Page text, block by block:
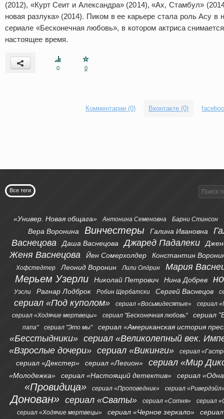
(2012), «Курт Сеит и Александра» (2014), «Ах, Стамбул»
новая разлука» (2014). Пиком в ее карьере стала роль Асу в
сериале «Бесконечная любовь», в котором актриса
настоящее время.
0 0
Комментарии (0) Вконтакте (0)
Все теги
«Универ. Новая общага» Антонина Семеновна Барни Стинсон
Вера Воронина Винчестеры Галина Ивановна
Васнецова
Даша Васнецова Джаред Падалеки
Женя Васнецова Йен Сомерхолдер Константин
Хофстедтер Леонид Воронин Лили Олдрин Мария
Мерьем Узерли Николай Петрович Нина Добрев
Уэсли Рагнар Лодброк Робин Щербатски Сергей Васнецов
сериал «Под куполом» сериал «Восьмидесятые»
сериал
сериал «Ходячие мертвецы»
сериал "Бесконечная любовь" сериал
папа" сериал "Это мы" сериал «Американская история
«Бесстыдники» сериал «Великолепный век.
«Взрослые дочери» сериал «Викинги» сериал
сериал «Декстер» сериал «Легион» сериал «Мир
«Молодежка» сериал «Настоящий детектив» сериал
«Провидица» сериал «Проповедник» сериал
Донован» сериал «Сваты» сериал «Сотня»
сериал
сериал «Ходячие мертвецы»
сериал «Черное зеркало»